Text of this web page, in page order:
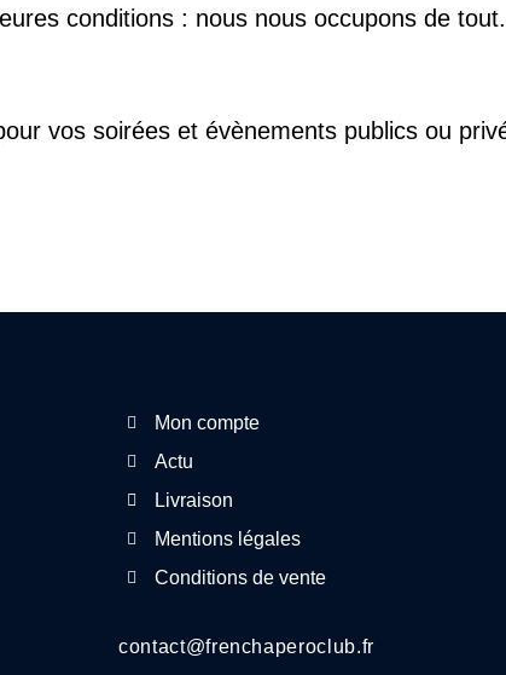
conditions : nous nous occupons de tout.
vos soirées et évènements publics ou
Mon compte
Actu
Livraison
Mentions légales
Conditions de vente
contact@frenchaperoclub.fr